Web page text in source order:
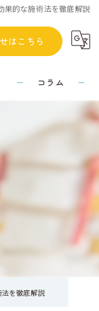
果的な施術法を徹底解説
はこちら
コラム
を徹底解説